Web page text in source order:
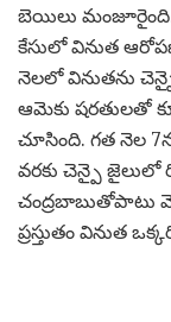
బెయిలు మంజూరైంది.
కేసులో వినుత
నెలలో వినుతను
ఆమెకు షరతులతో
చూసింది. గత నెల
వరకు చెన్పై జైలులో
చంద్రబాబుతోపాటు
ప్రస్తుతం వినుత